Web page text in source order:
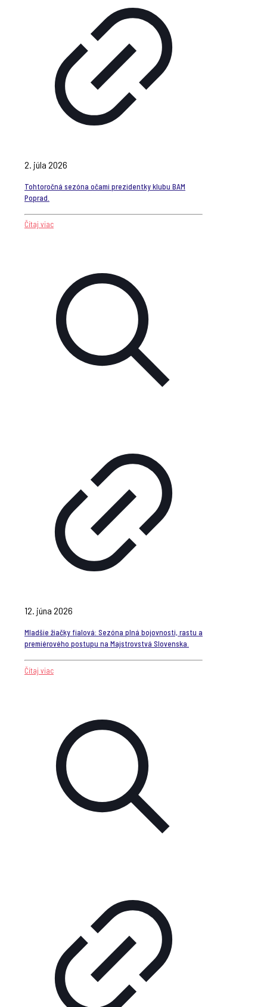
2. júla 2026
Tohtoročná sezóna očami prezidentky klubu BAM
Poprad.
Čítaj viac
12. júna 2026
Mladšie žiačky fialová: Sezóna plná bojovnosti, rastu a
premiérového postupu na Majstrovstvá Slovenska.
Čítaj viac